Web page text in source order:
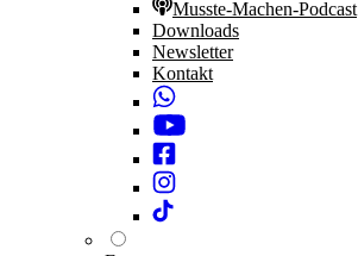
Musste-Machen-Podcast
Downloads
Newsletter
Kontakt